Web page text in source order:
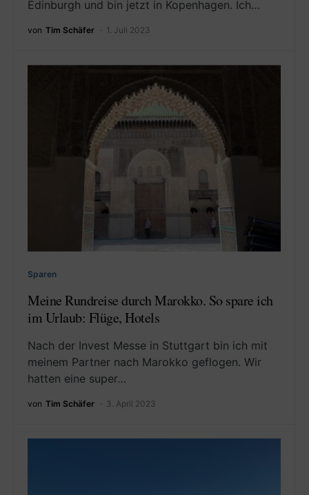
Edinburgh und bin jetzt in Kopenhagen. Ich…
von Tim Schäfer 1. Juli 2023
Sparen
Meine Rundreise durch Marokko. So spare ich
im Urlaub: Flüge, Hotels
Nach der Invest Messe in Stuttgart bin ich mit
meinem Partner nach Marokko geflogen. Wir
hatten eine super…
von Tim Schäfer 3. April 2023